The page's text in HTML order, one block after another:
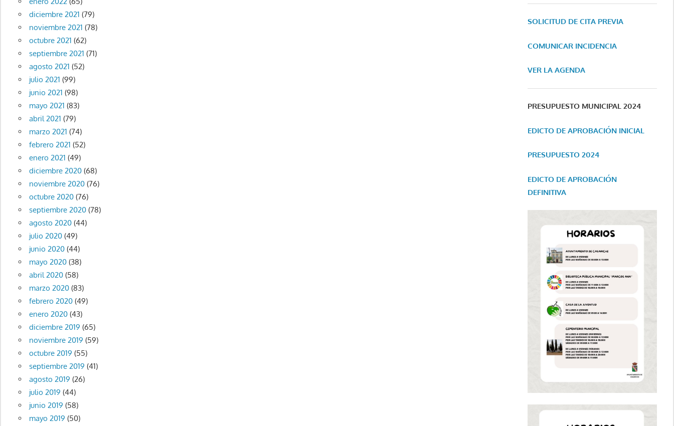
diciembre 2021 (79)
noviembre 2021 (78)
octubre 2021 (62)
septiembre 2021 (71)
agosto 2021 (52)
julio 2021 (99)
junio 2021 (98)
mayo 2021 (83)
abril 2021 (79)
marzo 2021 (74)
febrero 2021 (52)
enero 2021 (49)
diciembre 2020(68)
noviembre 2020(76)
octubre 2020(76)
septiembre 2020(78)
agosto 2020(44)
julio 2020(49)
junio 2020(44)
mayo 2020(38)
abril 2020(58)
marzo 2020(83)
febrero 2020(49)
enero 2020(43)
diciembre 2019 (65)
noviembre 2019 (59)
octubre 2019 (55)
septiembre 2019 (41)
agosto 2019 (26)
julio 2019 (44)
junio 2019 (58)
mayo 2019 (50)
SOLICITUD DE CITA PREVIA
COMUNICAR INCIDENCIA
VER LA AGENDA
PRESUPUESTO MUNICIPAL 2024
EDICTO DE APROBACIÓN INICIAL
PRESUPUESTO 2024
EDICTO DE APROBACIÓN
DEFINITIVA